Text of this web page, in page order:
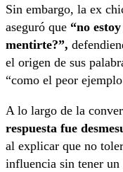
Sin embargo, la ex
aseguró que “no
mentirte?”,
el origen de sus
“como el peor
A lo largo de la
respuesta fue
al explicar que no
influencia sin tener